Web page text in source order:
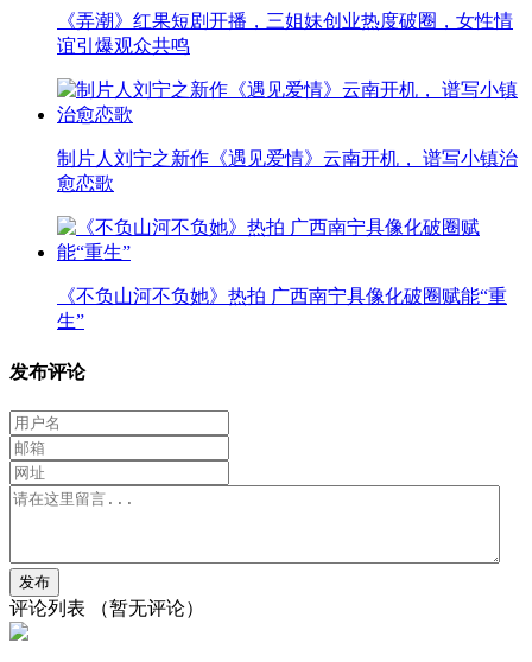
《弄潮》红果短剧开播，三姐妹创业热度破圈，女性情
谊引爆观众共鸣
制片人刘宁之新作《遇见爱情》云南开机， 谱写小镇治
愈恋歌
《不负山河不负她》热拍 广西南宁具像化破圈赋能“重
生”
发布评论
评论列表 （暂无评论）